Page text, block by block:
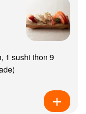
1 sushi thon 9